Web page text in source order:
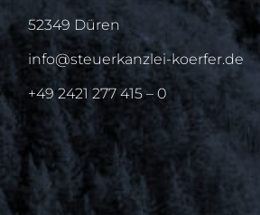
52349 Düren
info@steuerkanzlei-koerfer.de
+49 2421 277 415 – 0